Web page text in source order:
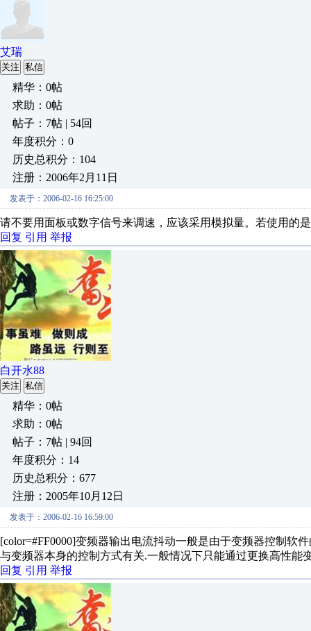
艾瑞
关注 私信
精华：0帖
求助：0帖
帖子：7帖 | 54回
年度积分：0
历史总积分：104
注册：2006年2月11日
发表于：2006-02-16 16:25:00
请不要用面板或数字信号来调速，应该采用模拟量。若使用的
回复 引用 举报
白开水88
关注 私信
精华：0帖
求助：0帖
帖子：7帖 | 94回
年度积分：14
历史总积分：677
注册：2005年10月12日
发表于：2006-02-16 16:59:00
[color=#FF0000]变频器输出电流抖动一般是由于变频器控制软
与变频器本身的控制方式有关.一般情况下只能通过更换高性能
回复 引用 举报